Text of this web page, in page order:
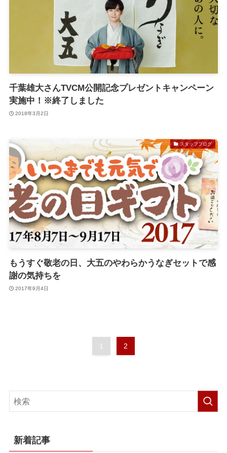
千葉雄大さんTVCM公開記念プレゼントキャンペーン
実施中！※終了しました
2018年3月2日
スタッフブログ
もうすぐ敬老の日、大五のやわらかうなぎセットで感
謝の気持ちを
2017年9月4日
1 2
新着記事